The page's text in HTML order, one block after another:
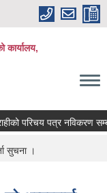
कार्यालय,
परिचय पत्र नविकरण
सुचना ।